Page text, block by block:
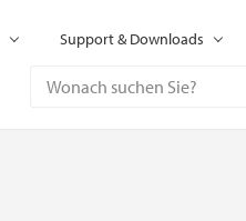
Support & Downloads